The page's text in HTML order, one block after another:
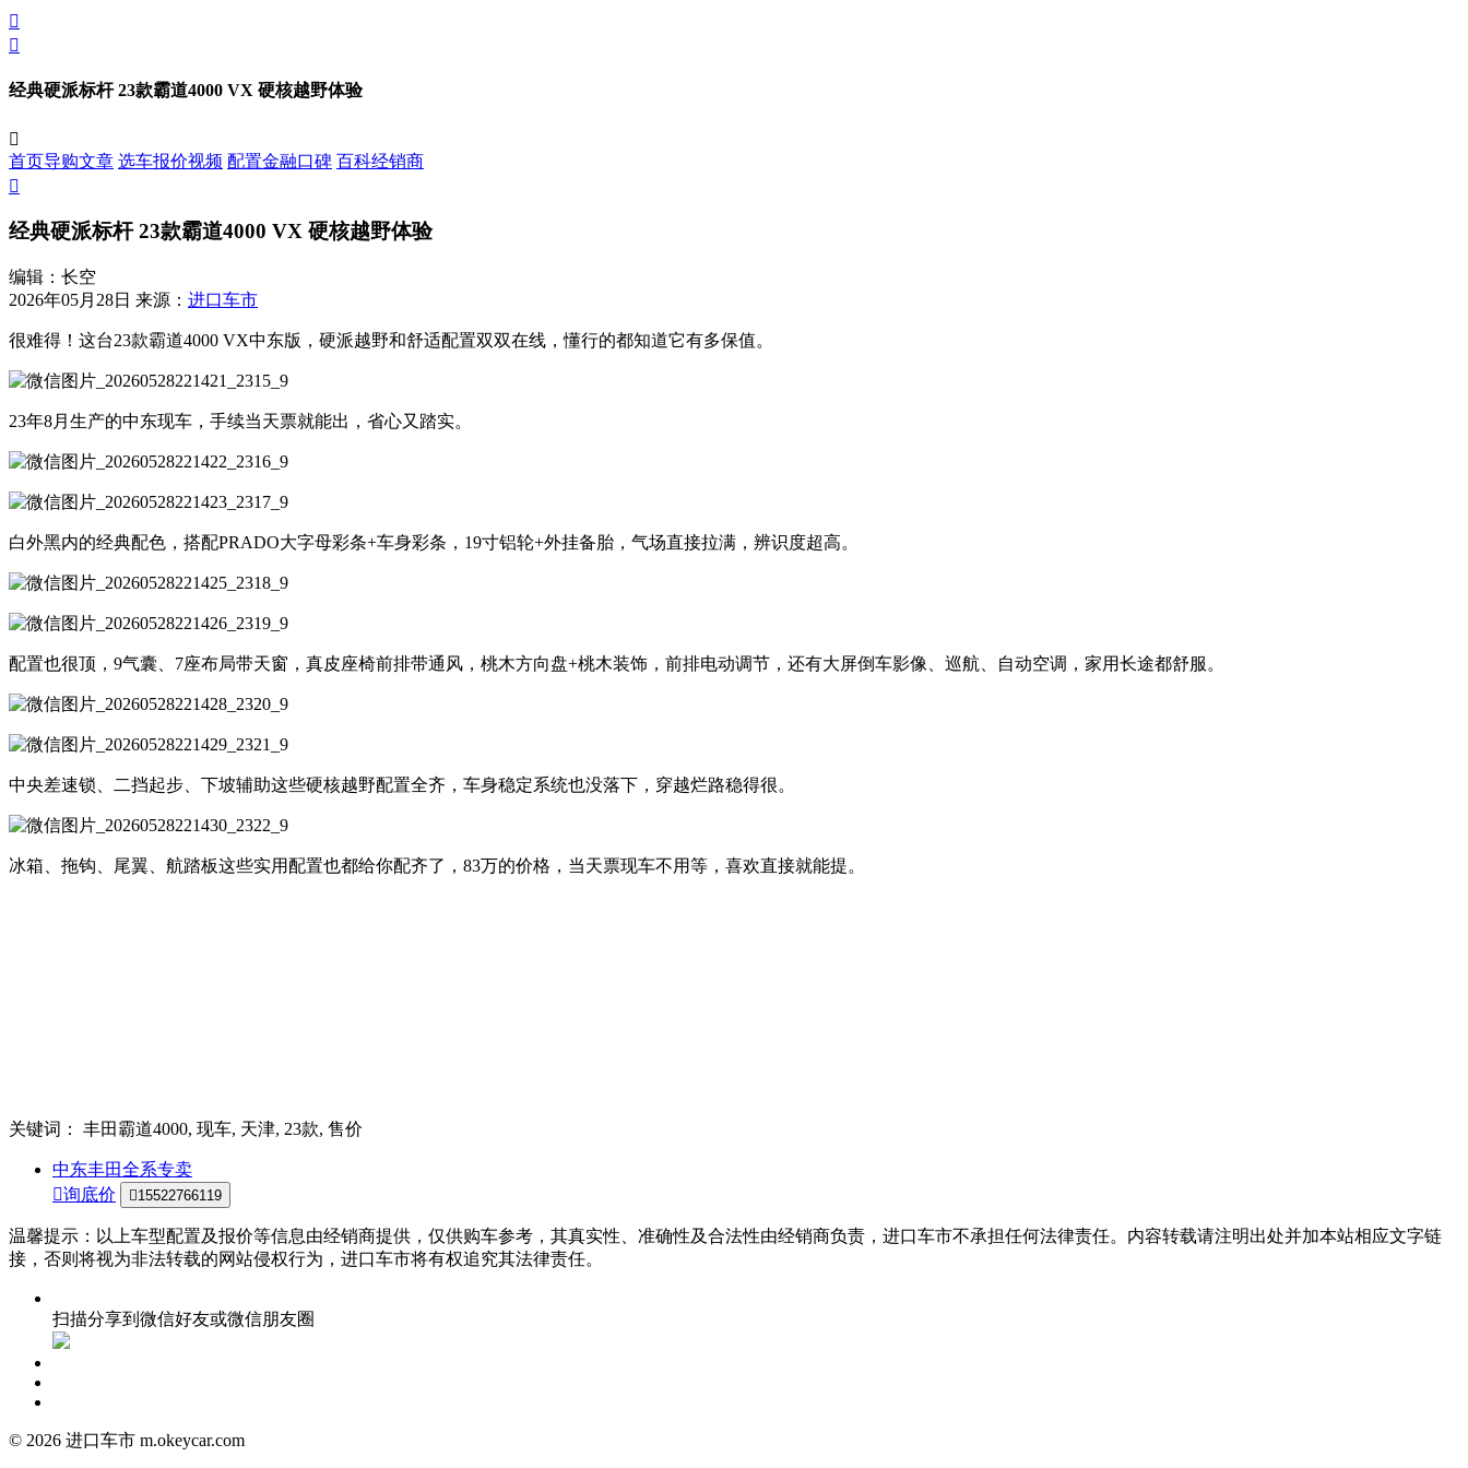


经典硬派标杆 23款霸道4000 VX 硬核越野体验

首页导购文章 选车报价视频 配置金融口碑 百科经销商

经典硬派标杆 23款霸道4000 VX 硬核越野体验
编辑：长空
2026年05月28日 来源： 进口车市
很难得！这台23款霸道4000 VX中东版，硬派越野和舒适配置双双在线，懂行的都知道它有多保值。
23年8月生产的中东现车，手续当天票就能出，省心又踏实。
白外黑内的经典配色，搭配PRADO大字母彩条+车身彩条，19寸铝轮+外挂备胎，气场直接拉满，辨识度超高。
配置也很顶，9气囊、7座布局带天窗，真皮座椅前排带通风，桃木方向盘+桃木装饰，前排电动调节，还有大屏倒车影像、巡航、自动空调，家用长途都舒服。
中央差速锁、二挡起步、下坡辅助这些硬核越野配置全齐，车身稳定系统也没落下，穿越烂路稳得很。
冰箱、拖钩、尾翼、航踏板这些实用配置也都给你配齐了，83万的价格，当天票现车不用等，喜欢直接就能提。
关键词： 丰田霸道4000, 现车, 天津, 23款, 售价
中东丰田全系专卖
询底价  15522766119
温馨提示：以上车型配置及报价等信息由经销商提供，仅供购车参考，其真实性、准确性及合法性由经销商负责，进口车市不承担任何法律责任。内容转载请注明出处并加本站相应文字链
接，否则将视为非法转载的网站侵权行为，进口车市将有权追究其法律责任。
扫描分享到微信好友或微信朋友圈
© 2026 进口车市 m.okeycar.com